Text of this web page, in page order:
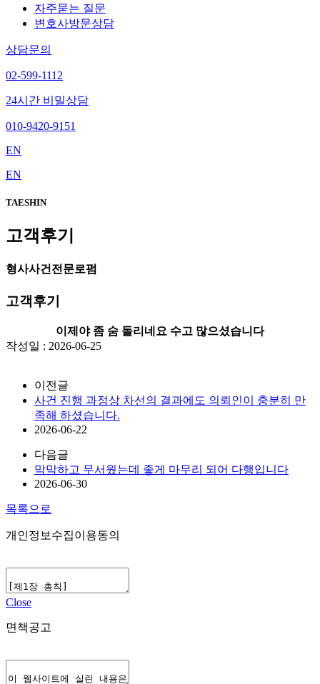
자주묻는 질문
변호사방문상담
상담문의
02-599-1112
24시간 비밀상담
010-9420-9151
EN
EN
TAESHIN
고객후기
형사사건전문로펌
고객후기
이제야 좀 숨 돌리네요 수고 많으셨습니다
작성일 : 2026-06-25
이전글
사건 진행 과정상 차선의 결과에도 의뢰인이 충분히 만
족해 하셨습니다.
2026-06-22
다음글
막막하고 무서웠는데 좋게 마무리 되어 다행입니다
2026-06-30
목록으로
개인정보수집이용동의
Close
면책공고